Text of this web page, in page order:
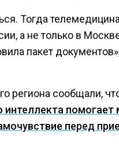
Тогда
а не только в
пакет
региона сообщали,
интеллекта
перед